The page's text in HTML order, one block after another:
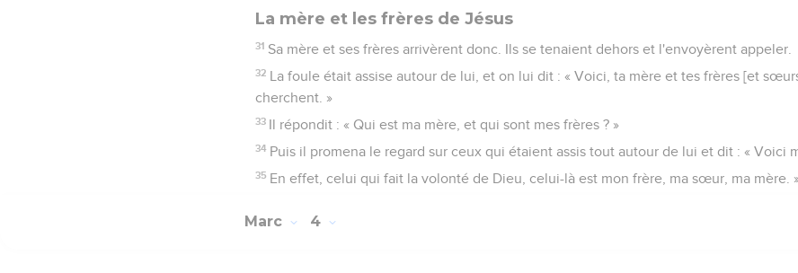
La mère et les frères de Jésus
31 Sa mère et ses frères arrivèrent donc. Ils se tenaient dehors et l'envoyèrent appeler.
32 La foule était assise autour de lui, et on lui dit : « Voici, ta mère et tes frères [et
cherchent. »
33 Il répondit : « Qui est ma mère, et qui sont mes frères ? »
34 Puis il promena le regard sur ceux qui étaient assis tout autour de lui et dit : « Voici
35 En effet, celui qui fait la volonté de Dieu, celui-là est mon frère, ma sœur, ma mère.
Marc 4